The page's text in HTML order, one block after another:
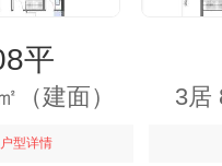
平
（建面）
型详情
3居